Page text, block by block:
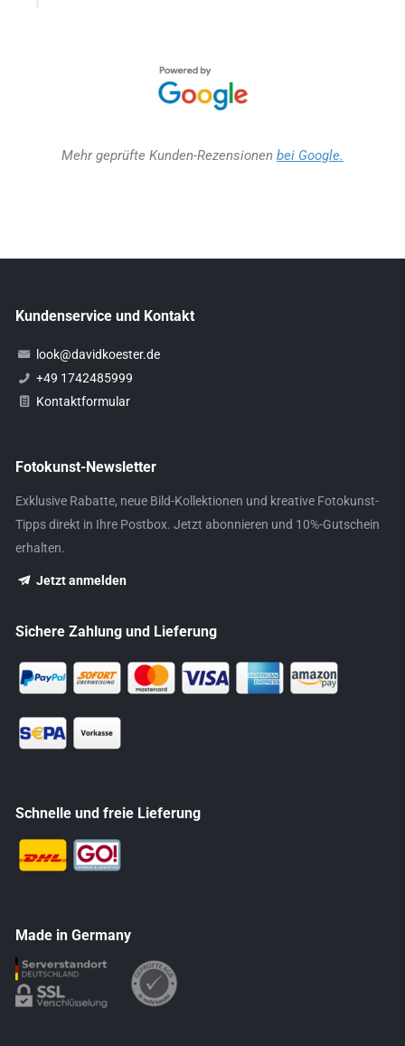
Mehr geprüfte Kunden-Rezensionen bei Google.
Kundenservice und Kontakt
look@davidkoester.de
+49 1742485999
Kontaktformular
Fotokunst-Newsletter
Exklusive Rabatte, neue Bild-Kollektionen und kreative Fotokunst-
Tipps direkt in Ihre Postbox. Jetzt abonnieren und 10%-Gutschein
erhalten.
Jetzt anmelden
Sichere Zahlung und Lieferung
Schnelle und freie Lieferung
Made in Germany